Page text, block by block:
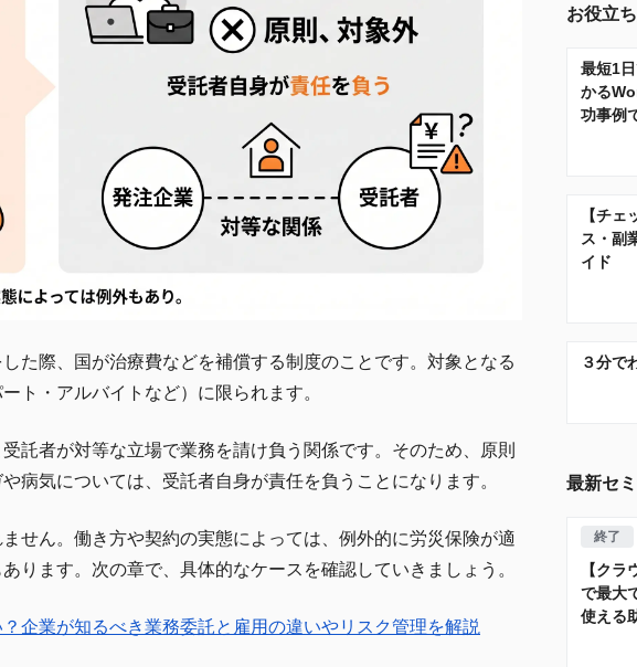
た際、国が治療費などを補償する制度のことです。対象となる
ト・アルバイトなど）に限られます。
託者が対等な立場で業務を請け負う関係です。そのため、原則
病気については、受託者自身が責任を負うことになります。
せん。働き方や契約の実態によっては、例外的に労災保険が適
ります。次の章で、具体的なケースを確認していきましょう。
企業が知るべき業務委託と雇用の違いやリスク管理を解説
お役立
最短1
かる
功事例
【チ
ス・副
イド
３分で
最新セ
終了
【ク
で最大
使える